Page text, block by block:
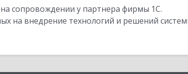
сопровождении у партнера фирмы 1С.
на внедрение технологий и решений